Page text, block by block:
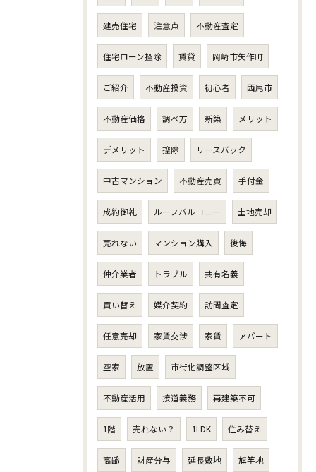
建売住宅 注意点 不動産査定
住宅ローン控除 賃貸 岡崎市矢作町
ご紹介 不動産投資 初心者 西尾市
不動産価格 調べ方 新築 メリット
デメリット 控除 リースバック
中古マンション 不動産売買 手付金
成約御礼 ルーフバルコニー 土地売却
売れない マンション購入 後悔
仲介業者 トラブル 共有名義
買い替え 媒介契約 訪問査定
任意売却 家賃交渉 家賃 アパート
空家 放置 市街化調整区域
不動産活用 接道義務 再建築不可
1階 売れない？ 1LDK 住み替え
高齢 財産分与 延長敷地 旗竿地